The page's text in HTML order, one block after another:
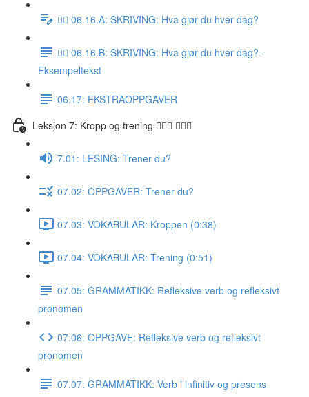
✍🏼 06.16.A: SKRIVING: Hva gjør du hver dag?
✍🏼 06.16.B: SKRIVING: Hva gjør du hver dag? -
Eksempeltekst
06.17: EKSTRAOPPGAVER
Leksjon 7: Kropp og trening 🚶🏼‍♀️ 🏋🏽‍♀️
7.01: LESING: Trener du?
07.02: OPPGAVER: Trener du?
07.03: VOKABULAR: Kroppen (0:38)
07.04: VOKABULAR: Trening (0:51)
07.05: GRAMMATIKK: Refleksive verb og refleksivt
pronomen
07.06: OPPGAVE: Refleksive verb og refleksivt
pronomen
07.07: GRAMMATIKK: Verb i infinitiv og presens